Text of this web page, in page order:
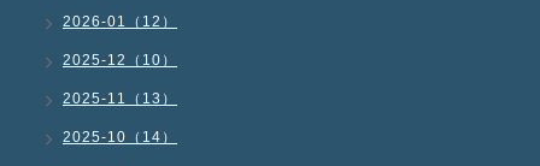
2026-01（12）
2025-12（10）
2025-11（13）
2025-10（14）